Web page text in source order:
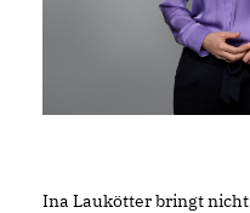
Ina Laukötter bringt